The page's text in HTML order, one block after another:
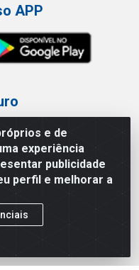
e de
experiência
publicidade
perfil e melhorar a
APP
0546
São Paulo/SP